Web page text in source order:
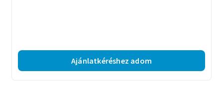
Ajánlatkéréshez adom